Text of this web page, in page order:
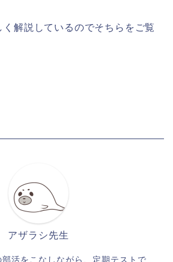
く解説しているのでそちらをご覧
アザラシ先生
活をこなしながら、定期テストで